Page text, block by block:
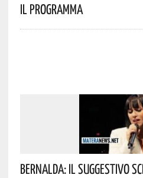
Il Programma
Bernalda: Il Suggestivo